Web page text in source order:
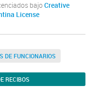
bajo Creative
License
DE FUNCIONARIOS
RECIBOS